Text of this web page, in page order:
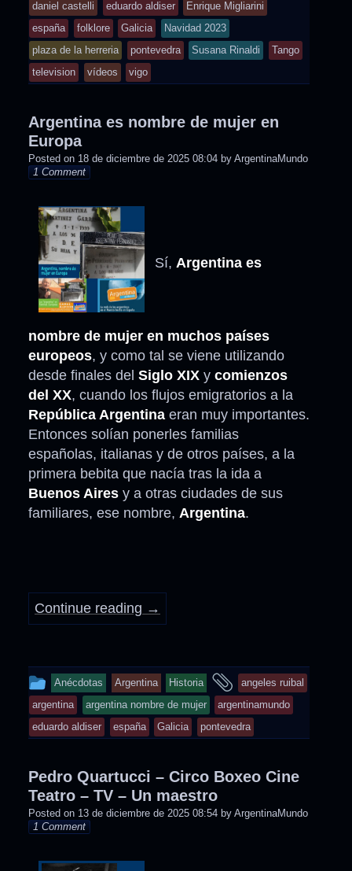
in
daniel castelli
eduardo aldiser
Enrique Migliarini
españa
folklore Galicia
Navidad 2023
plaza de la herreria
pontevedra Susana Rinaldi
Tango
television
vídeos vigo
Argentina es nombre de mujer en
Europa
Posted on 18 de diciembre de 2025 08:04 by ArgentinaMundo
1 Comment
Sí, Argentina es
nombre de mujer en muchos países
europeos, y como tal se viene utilizando
desde finales del Siglo XIX y comienzos
del XX, cuando los flujos emigratorios a la
República Argentina eran muy importantes.
Entonces solían ponerles familias
españolas, italianas y de otros países, a la
primera bebita que nacía tras la ida a
Buenos Aires y a otras ciudades de sus
familiares, ese nombre, Argentina.
Continue reading →
This
entry
was
posted
Anécdotas Argentina Historia
and
tagged
angeles ruibal
argentina
argentina nombre de mujer
argentinamundo
eduardo aldiser
españa Galicia pontevedra
Pedro Quartucci – Circo Boxeo Cine
Teatro – TV – Un maestro
Posted on 13 de diciembre de 2025 08:54 by ArgentinaMundo
1 Comment